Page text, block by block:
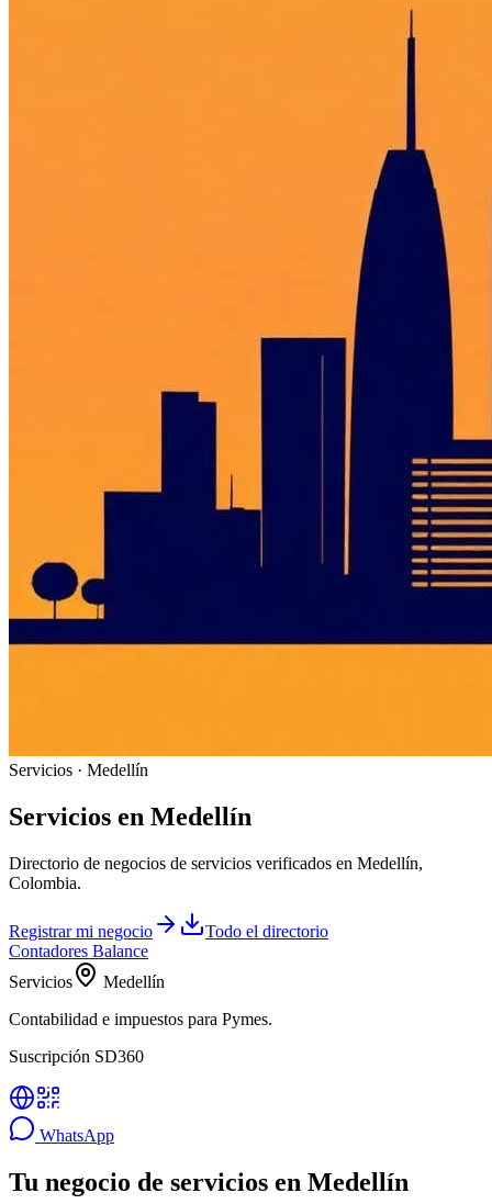
Servicios · Medellín
Servicios en Medellín
Directorio de negocios de servicios verificados en Medellín,
Colombia.
Registrar mi negocio
Todo el directorio
Contadores Balance
Servicios
Medellín
Contabilidad e impuestos para Pymes.
Suscripción SD360
WhatsApp
Tu negocio de servicios en Medellín